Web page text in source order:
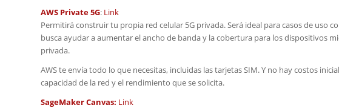
AWS Private 5G: Link
Permitirá construir tu propia red celular 5G privada. Será ideal para casos de uso
busca ayudar a aumentar el ancho de banda y la cobertura para los dispositivos
privada.
AWS te envía todo lo que necesitas, incluidas las tarjetas SIM. Y no hay costos
capacidad de la red y el rendimiento que se solicita.
SageMaker Canvas: Link